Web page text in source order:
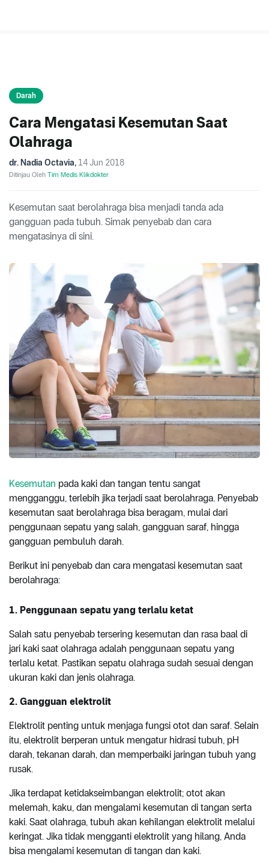
Darah
Cara Mengatasi Kesemutan Saat
Olahraga
dr. Nadia Octavia, 14 Jun 2018
Ditinjau Oleh Tim Medis Klikdokter
Kesemutan saat berolahraga bisa menjadi tanda ada
gangguan pada tubuh. Simak penyebab dan cara
mengatasinya di sini.
Kesemutan pada kaki dan tangan tentu sangat
mengganggu, terlebih jika terjadi saat berolahraga. Penyebab
kesemutan saat berolahraga bisa beragam, mulai dari
penggunaan sepatu yang salah, gangguan saraf, hingga
gangguan pembuluh darah.
Berikut ini penyebab dan cara mengatasi kesemutan saat
berolahraga:
1. Penggunaan sepatu yang terlalu ketat
Salah satu penyebab tersering kesemutan dan rasa baal di
jari kaki saat olahraga adalah penggunaan sepatu yang
terlalu ketat. Pastikan sepatu olahraga sudah sesuai dengan
ukuran kaki dan jenis olahraga.
2. Gangguan elektrolit
Elektrolit penting untuk menjaga fungsi otot dan saraf. Selain
itu, elektrolit berperan untuk mengatur hidrasi tubuh, pH
darah, tekanan darah, dan memperbaiki jaringan tubuh yang
rusak.
Jika terdapat ketidakseimbangan elektrolit; otot akan
melemah, kaku, dan mengalami kesemutan di tangan serta
kaki. Saat olahraga, tubuh akan kehilangan elektrolit melalui
keringat. Jika tidak mengganti elektrolit yang hilang, Anda
bisa mengalami kesemutan di tangan dan kaki.